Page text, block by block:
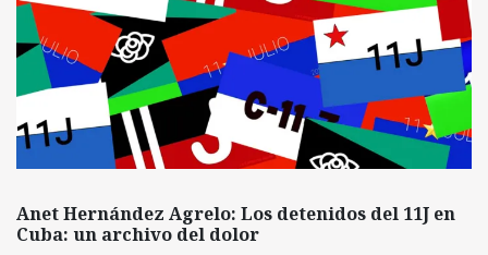
Anet Hernández Agrelo: Los detenidos del 11J en
Cuba: un archivo del dolor